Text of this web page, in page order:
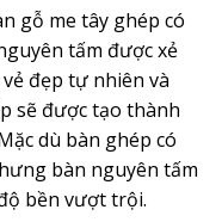
gỗ me tây ghép có
tấm được xẻ
đẹp tự nhiên và
sẽ được tạo thành
dù bàn ghép có
bàn nguyên tấm
bền vượt trội.